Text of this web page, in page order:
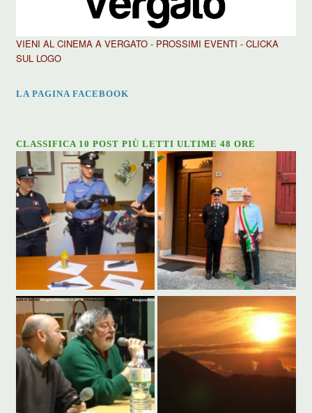
VIENI AL CINEMA A VERGATO - PROSSIMI EVENTI - CLICKA
SUL LOGO
LA PAGINA FACEBOOK
CLASSIFICA 10 POST PIÙ LETTI ULTIME 48 ORE